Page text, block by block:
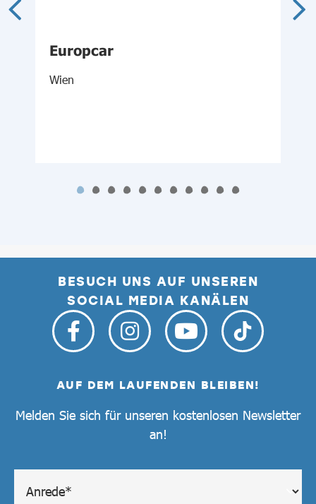
Europcar
Wien
BESUCH UNS AUF UNSEREN
SOCIAL MEDIA KANÄLEN
AUF DEM LAUFENDEN BLEIBEN!
Melden Sie sich für unseren kostenlosen Newsletter
an!